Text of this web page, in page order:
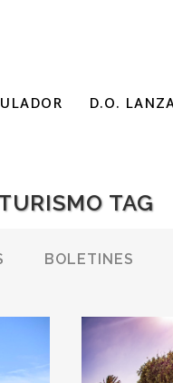
D.O.
TAG
BOLETINES